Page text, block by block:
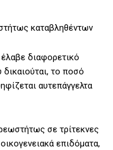
καταβληθέντων
διαφορετικό
το ποσό
αυτεπάγγελτα
σε τρίτεκνες
επιδόματα,